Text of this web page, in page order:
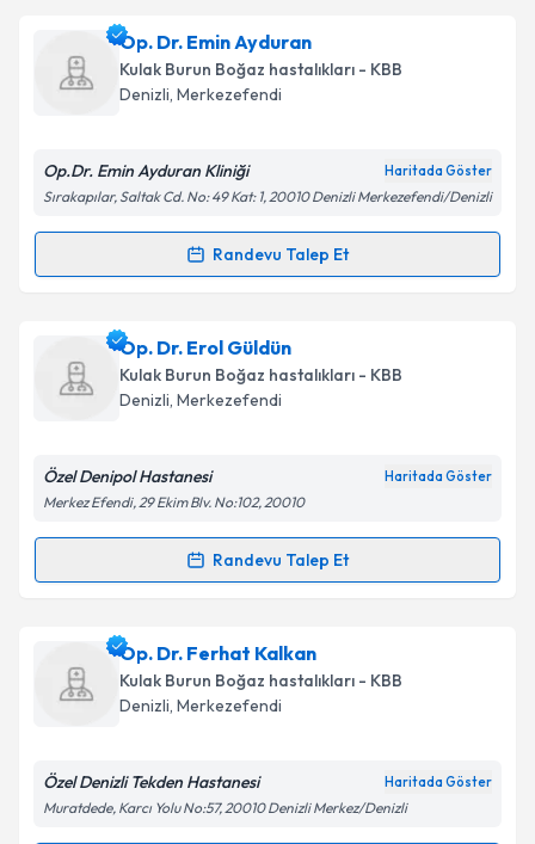
Takvim Talebini Gönder
Op. Dr. Derya Kayaiçin randevu takvimi talebi
oluşturun. Size bu uzmandan randevu almanız için bir
takvim hazırlandığında e-posta ile bilgilendireceğiz.
Kişisel verilerimin işlenmesine ilişkin
Metni'ni okudum ve kişisel verilerimin belirtilen
Takvim Talebini Gönder
Op. Dr. Emin Ayduran
Kulak Burun Boğaz hastalıkları - KBB
Denizli, Merkezefendi
Op.Dr. Emin Ayduran Kliniği Haritada Göster
Sırakapılar, Saltak Cd. No: 49 Kat: 1, 20010 Denizli Merkezefendi/Denizli
Randevu Talep Et
Randevu Takvimi Talebi
Op. Dr. Emin Ayduraniçin randevu takvimi talebi
oluşturun. Size bu uzmandan randevu almanız için bir
takvim hazırlandığında e-posta ile bilgilendireceğiz.
Kişisel verilerimin işlenmesine ilişkin
Metni'ni okudum ve kişisel verilerimin belirtilen
Takvim Talebini Gönder
Op. Dr. Erol Güldün
Kulak Burun Boğaz hastalıkları - KBB
Denizli, Merkezefendi
Özel Denipol Hastanesi Haritada Göster
Merkez Efendi, 29 Ekim Blv. No:102, 20010
Randevu Talep Et
Randevu Takvimi Talebi
Op. Dr. Erol Güldüniçin randevu takvimi talebi
oluşturun. Size bu uzmandan randevu almanız için bir
takvim hazırlandığında e-posta ile bilgilendireceğiz.
Op. Dr. Ferhat Kalkan
Kulak Burun Boğaz hastalıkları - KBB
Denizli, Merkezefendi
Özel Denizli Tekden Hastanesi Haritada Göster
Muratdede, Karcı Yolu No:57, 20010 Denizli Merkez/Denizli